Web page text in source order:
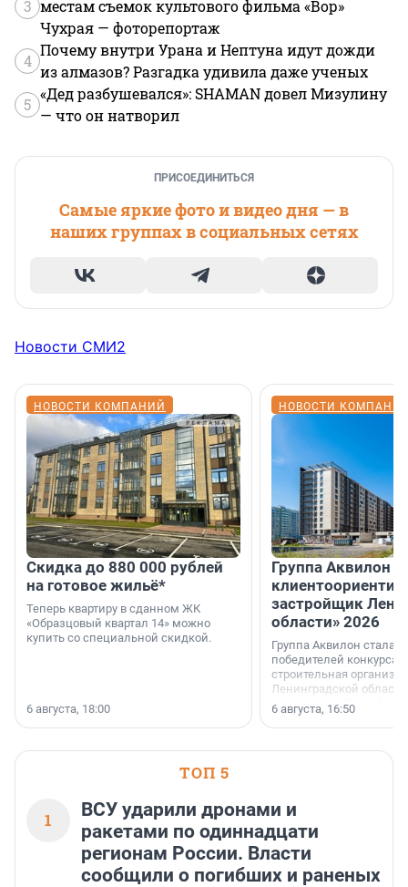
3 местам съемок культового фильма «Вор»
Чухрая — фоторепортаж
4
Почему внутри Урана и Нептуна идут дожди
из алмазов? Разгадка удивила даже ученых
5
«Дед разбушевался»: SHAMAN довел Мизулину
— что он натворил
ПРИСОЕДИНИТЬСЯ
Самые яркие фото и видео дня — в
наших группах в социальных сетях
Новости СМИ2
НОВОСТИ КОМПАНИЙ
Скидка до 880 000 рублей
на готовое жильё*
Теперь квартиру в сданном ЖК
«Образцовый квартал 14» можно
купить со специальной скидкой.
6 августа, 18:00
НОВОСТИ
Группа Аквилон
застройщик
области» 2026
Группа Аквилон стала
победителей конкурса
строительная
Ленинградской области
номинации «Самый
застройщик
6 августа, 16:50
ТОП 5
1
ВСУ ударили дронами и
ракетами по одиннадцати
регионам России. Власти
сообщили о погибших и раненых